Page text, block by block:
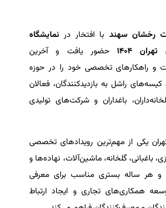
رخشان سهند با افتخار در نمایشگاه
۱۴۰۴
حضور یافت و آخرین
و راهکارهای تخصصی خود را در حوزه
راشل به بازدیدکنندگان، فعالان
باغداران و شرکت‌های تولیدی
یکی از مهم‌ترین رویدادهای تخصصی
باغبانی، گلخانه، ماشین‌آلات، نهاده‌ها و
و هر ساله بستری مناسب برای معرفی
همکاری‌های تجاری و ایجاد ارتباط